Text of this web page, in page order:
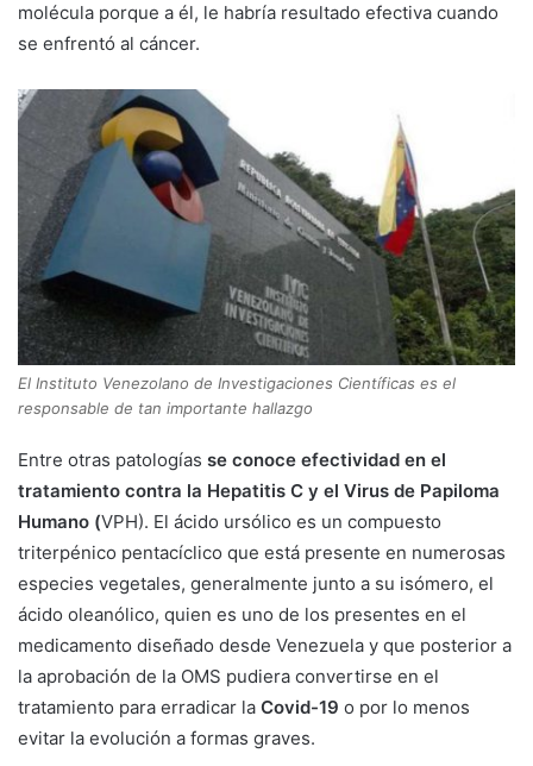
molécula porque a él, le habría resultado efectiva cuando
se enfrentó al cáncer.
El Instituto Venezolano de Investigaciones Científicas es el
responsable de tan importante hallazgo
Entre otras patologías se conoce efectividad en el
tratamiento contra la Hepatitis C y el Virus de Papiloma
Humano (VPH). El ácido ursólico es un compuesto
triterpénico pentacíclico que está presente en numerosas
especies vegetales, generalmente junto a su isómero, el
ácido oleanólico, quien es uno de los presentes en el
medicamento diseñado desde Venezuela y que posterior a
la aprobación de la OMS pudiera convertirse en el
tratamiento para erradicar la Covid-19 o por lo menos
evitar la evolución a formas graves.